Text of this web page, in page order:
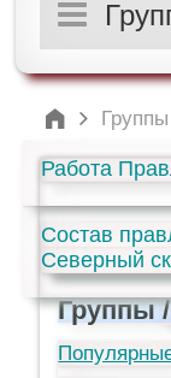
Группы
Работа
Состав
Северный
Группы